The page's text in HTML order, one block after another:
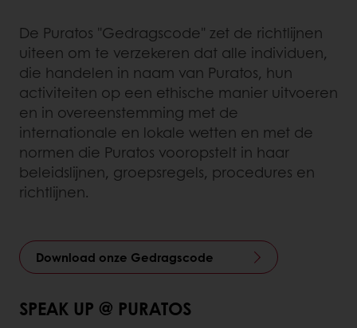
De Puratos "Gedragscode" zet de richtlijnen
uiteen om te verzekeren dat alle individuen,
die handelen in naam van Puratos, hun
activiteiten op een ethische manier uitvoeren
en in overeenstemming met de
internationale en lokale wetten en met de
normen die Puratos vooropstelt in haar
beleidslijnen, groepsregels, procedures en
richtlijnen.
Download onze Gedragscode
SPEAK UP @ PURATOS